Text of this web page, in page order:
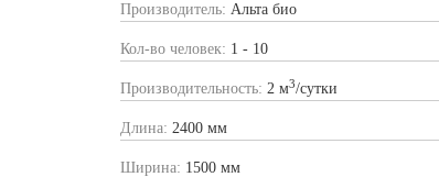
Производитель: Альта био
Кол-во человек: 1 - 10
Производительность: 2 м3/сутки
Длина: 2400 мм
Ширина: 1500 мм